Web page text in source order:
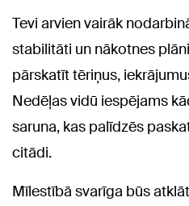
Tevi arvien vairāk
stabilitāti un nākotnes
pārskatīt tēriņus,
Nedēļas vidū iespējams
saruna, kas palīdzēs
citādi.
Mīlestībā svarīga būs